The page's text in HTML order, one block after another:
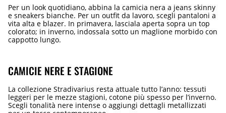
Per un look quotidiano, abbina la camicia nera a jeans skinny
e sneakers bianche. Per un outfit da lavoro, scegli pantaloni a
vita alta e blazer. In primavera, lasciala aperta sopra un top
colorato; in inverno, indossala sotto un maglione morbido con
cappotto lungo.
CAMICIE NERE E STAGIONE
La collezione Stradivarius resta attuale tutto l’anno: tessuti
leggeri per le mezze stagioni, cotone più spesso per l’inverno.
Scegli tonalità nere intense o aggiungi dettagli metallizzati